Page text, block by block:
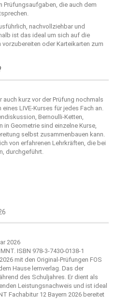
Prüfungsaufgaben, die auch dem
nachvollziehbar und
ist das ideal um sich auf die
oder Karteikarten zum
auch kurz vor der Prüfung nochmals
LIVE-Kurses für jedes Fach an.
Bernoulli-Ketten,
Geometrie sind einzelne Kurse,
selbst zusammenbauen kann.
von erfahrenen Lehrkräften, die bei
durchgeführt.
2026
mit den Original-Prüfungen FOS
Hause lernverlag. Das der
des Schuljahres. Er dient als
Leistungsnachweis und ist ideal
Fachabitur 12 Bayern 2026 bereitet